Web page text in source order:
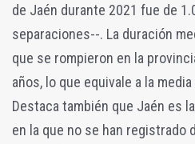
de Jaén durante 2021 fue de
separaciones--. La duración
que se rompieron en la
años, lo que equivale a la
Destaca también que Jaén es
en la que no se han registrado